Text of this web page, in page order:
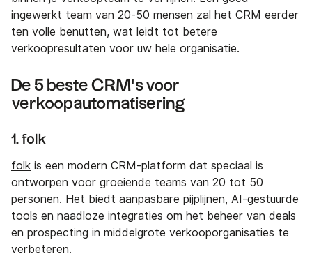
ingewerkt team van 20-50 mensen zal het CRM eerder
ten volle benutten, wat leidt tot betere
verkoopresultaten voor uw hele organisatie.
De 5 beste CRM's voor
verkoopautomatisering
1. folk
folk is een modern CRM-platform dat speciaal is
ontworpen voor groeiende teams van 20 tot 50
personen. Het biedt aanpasbare pijplijnen, AI-gestuurde
tools en naadloze integraties om het beheer van deals
en prospecting in middelgrote verkooporganisaties te
verbeteren.